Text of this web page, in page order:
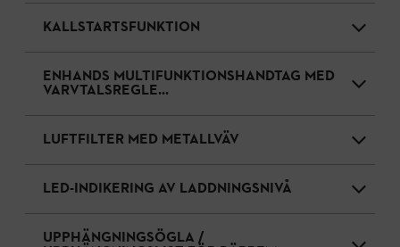
KALLSTARTSFUNKTION
ENHANDS MULTIFUNKTIONSHANDTAG MED
VARVTALSREGLE...
LUFTFILTER MED METALLVÄV
LED-INDIKERING AV LADDNINGSNIVÅ
UPPHÄNGNINGSÖGLA /